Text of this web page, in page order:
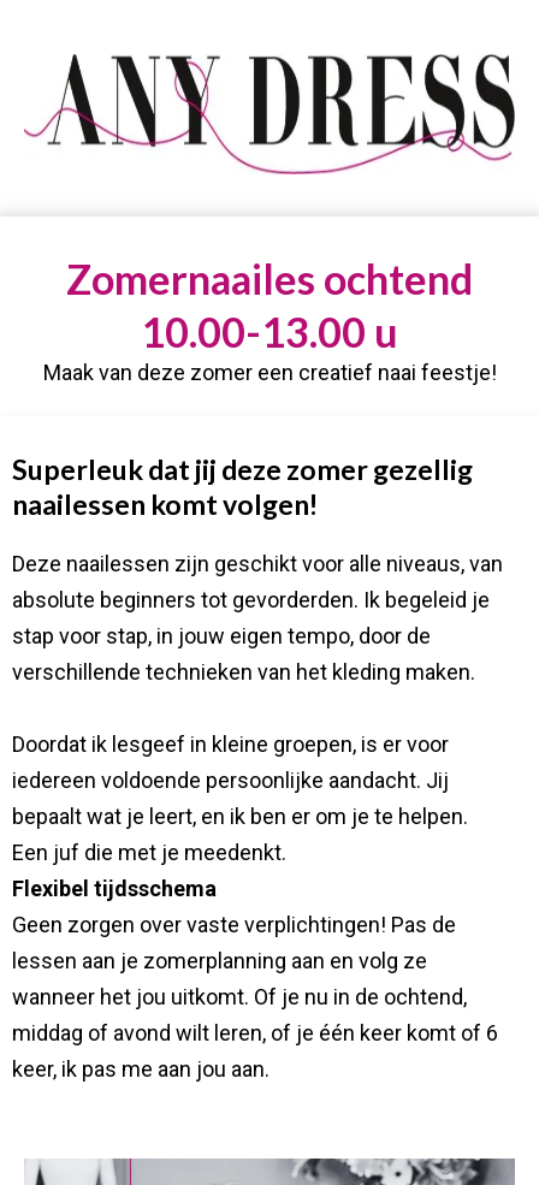
Zomernaailes ochtend
10.00-13.00 u
Maak van deze zomer een creatief naai feestje!
Superleuk dat jij deze zomer gezellig
naailessen komt volgen!
Deze naailessen zijn geschikt voor alle niveaus, van
absolute beginners tot gevorderden. Ik begeleid je
stap voor stap, in jouw eigen tempo, door de
verschillende technieken van het kleding maken.
Doordat ik lesgeef in kleine groepen, is er voor
iedereen voldoende persoonlijke aandacht. Jij
bepaalt wat je leert, en ik ben er om je te helpen.
Een juf die met je meedenkt.
Flexibel tijdsschema
Geen zorgen over vaste verplichtingen! Pas de
lessen aan je zomerplanning aan en volg ze
wanneer het jou uitkomt. Of je nu in de ochtend,
middag of avond wilt leren, of je één keer komt of 6
keer, ik pas me aan jou aan.